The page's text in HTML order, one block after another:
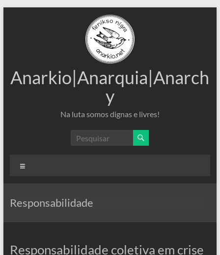
Anarkio|Anarquia|Anarch
y
Na luta somos dignas e livres!
Responsabilidade
Responsabilidade coletiva em crise